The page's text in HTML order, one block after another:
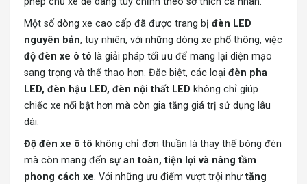
Một số dòng xe cao cấp đã được trang bị đèn LED
nguyên bản, tuy nhiên, với những dòng xe phổ thông, việc
độ đèn xe ô tô là giải pháp tối ưu để mang lại diện mạo
sang trọng và thể thao hơn. Đặc biệt, các loại đèn pha
LED, đèn hậu LED, đèn nội thất LED không chỉ giúp
chiếc xe nổi bật hơn mà còn gia tăng giá trị sử dụng lâu
dài.
Độ đèn xe ô tô không chỉ đơn thuần là thay thế bóng đèn
mà còn mang đến sự an toàn, tiện lợi và nâng tầm
phong cách xe. Với những ưu điểm vượt trội nhưtăng